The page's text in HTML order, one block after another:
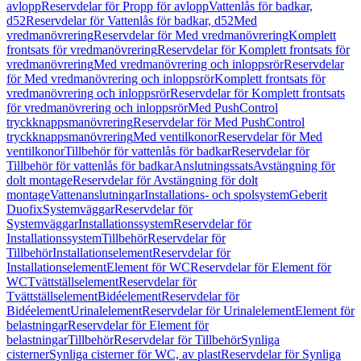
avloppReservdelar för Propp för avloppVattenlås för badkar,
d52Reservdelar för Vattenlås för badkar, d52Med
vredmanövreringReservdelar för Med vredmanövreringKomplett
frontsats för vredmanövreringReservdelar för Komplett frontsats för
vredmanövreringMed vredmanövrering och inloppsrörReservdelar
för Med vredmanövrering och inloppsrörKomplett frontsats för
vredmanövrering och inloppsrörReservdelar för Komplett frontsats
för vredmanövrering och inloppsrörMed PushControl
tryckknappsmanövreringReservdelar för Med PushControl
tryckknappsmanövreringMed ventilkonorReservdelar för Med
ventilkonorTillbehör för vattenlås för badkarReservdelar för
Tillbehör för vattenlås för badkarAnslutningssatsAvstängning för
dolt montageReservdelar för Avstängning för dolt
montageVattenanslutningarInstallations- och spolsystemGeberit
DuofixSystemväggarReservdelar för
SystemväggarInstallationssystemReservdelar för
InstallationssystemTillbehörReservdelar för
TillbehörInstallationselementReservdelar för
InstallationselementElement för WCReservdelar för Element för
WCTvättställselementReservdelar för
TvättställselementBidéelementReservdelar för
BidéelementUrinalelementReservdelar för UrinalelementElement för
belastningarReservdelar för Element för
belastningarTillbehörReservdelar för TillbehörSynliga
cisternerSynliga cisterner för WC, av plastReservdelar för Synliga